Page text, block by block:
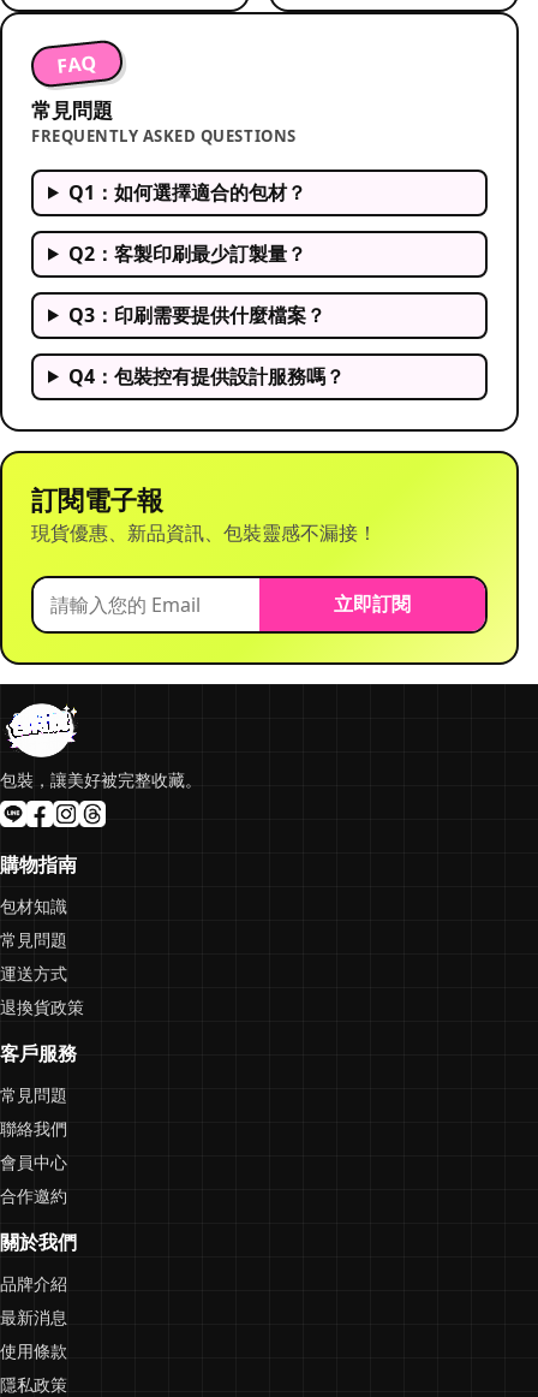
FAQ
常見問題
FREQUENTLY ASKED QUESTIONS
Q1：如何選擇適合的包材？
Q2：客製印刷最少訂製量？
Q3：印刷需要提供什麼檔案？
Q4：包裝控有提供設計服務嗎？
訂閱電子報
現貨優惠、新品資訊、包裝靈感不漏接！
立即訂閱
包裝，讓美好被完整收藏。
購物指南
包材知識
常見問題
運送方式
退換貨政策
客戶服務
常見問題
聯絡我們
會員中心
合作邀約
關於我們
品牌介紹
最新消息
使用條款
隱私政策